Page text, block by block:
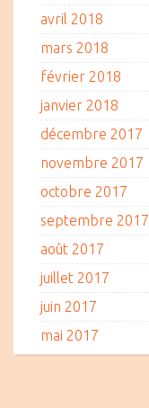
avril 2018
mars 2018
février 2018
janvier 2018
décembre 2017
novembre 2017
octobre 2017
septembre 2017
août 2017
juillet 2017
juin 2017
mai 2017